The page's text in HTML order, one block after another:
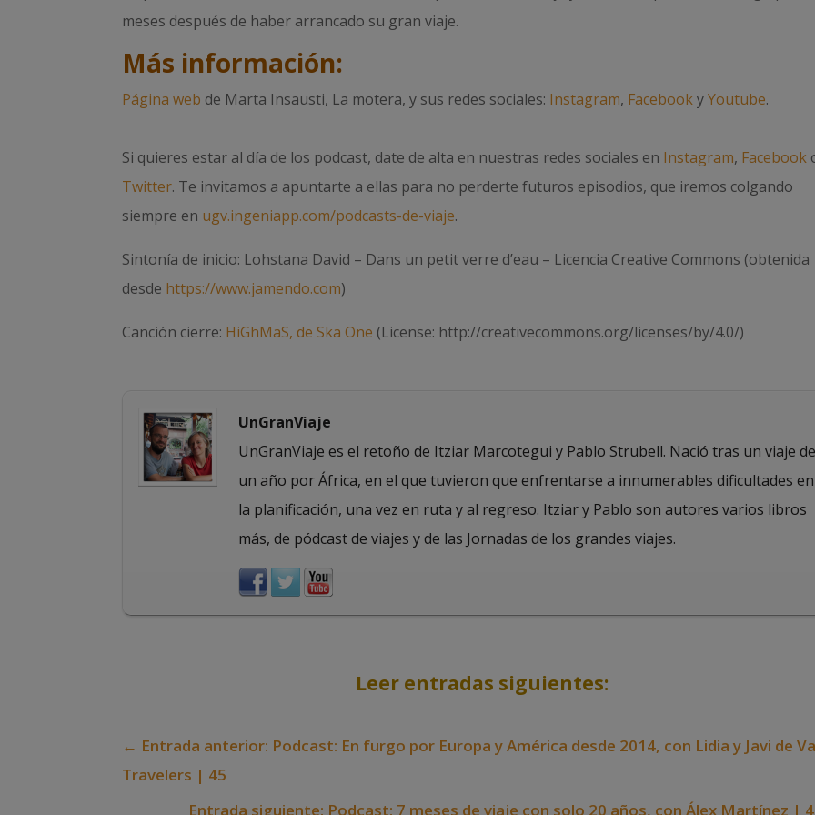
meses después de haber arrancado su gran viaje.
Más información:
Página web de Marta Insausti, La motera, y sus redes sociales: Instagram, FacebookyYoutube.
Si quieres estar al día de los podcast, date de alta en nuestras redes sociales en Instagram, Facebook
Twitter. Te invitamos a apuntarte a ellas para no perderte futuros episodios, que iremos colgando
siempre en ugv.ingeniapp.com/podcasts-de-viaje.
Sintonía de inicio: Lohstana David – Dans un petit verre d’eau – Licencia Creative Commons (obtenida
desde https://www.jamendo.com)
Canción cierre: HiGhMaS, de Ska One (License: http://creativecommons.org/licenses/by/4.0/)
UnGranViaje
UnGranViaje es el retoño de Itziar Marcotegui y Pablo Strubell. Nació tras un viaje
un año por África, en el que tuvieron que enfrentarse a innumerables dificultades en
la planificación, una vez en ruta y al regreso. Itziar y Pablo son autores varios libros
más, de pódcast de viajes y de las Jornadas de los grandes viajes.
Leer entradas siguientes:
← Entrada anterior: Podcast: En furgo por Europa y América desde 2014, con Lidia y Javi de
Travelers | 45
Entrada siguiente: Podcast: 7 meses de viaje con solo 20 años, con Álex Martínez |